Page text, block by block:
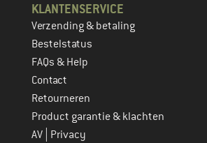
KLANTENSERVICE
Verzending & betaling
Bestelstatus
FAQs & Help
Contact
Retourneren
Product garantie & klachten
AV Privacy